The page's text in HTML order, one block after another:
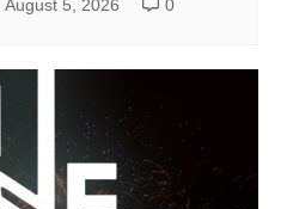
August 5, 2026 0